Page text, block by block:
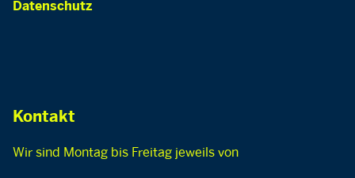
Datenschutz
Kontakt
Wir sind Montag bis Freitag jeweils von